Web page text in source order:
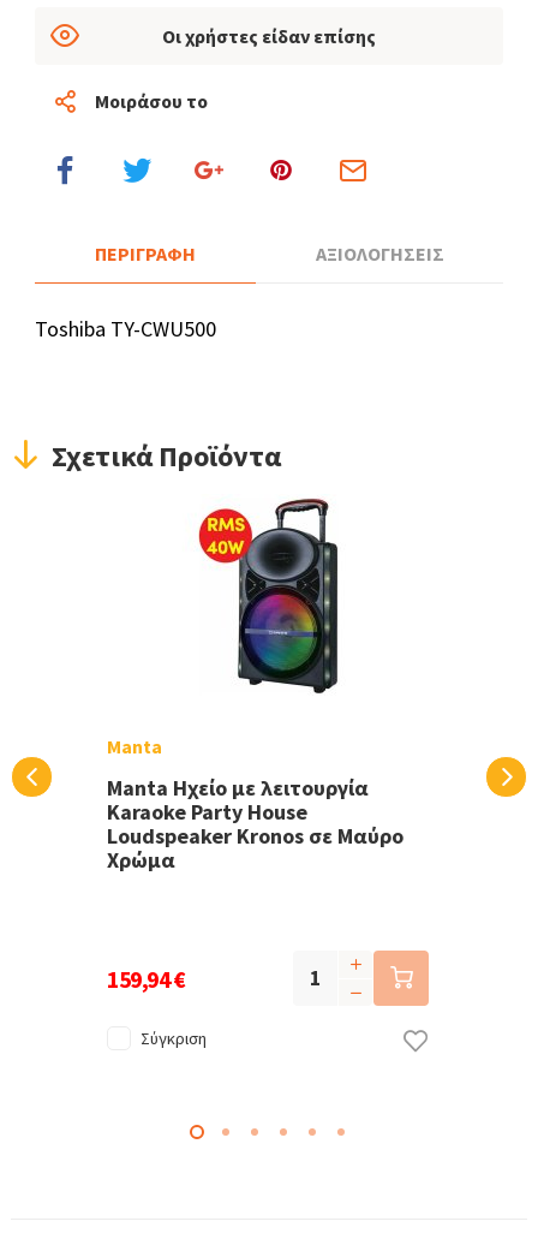
Οι χρήστες είδαν επίσης
Μοιράσου το
ΠΕΡΙΓΡΑΦΗ ΑΞΙΟΛΟΓΗΣΕΙΣ
Toshiba TY-CWU500
Σχετικά Προϊόντα
Manta
Manta Ηχείο με λειτουργία
Karaoke Party House
Loudspeaker Kronos σε Μαύρο
Χρώμα
159,94 €
Σύγκριση